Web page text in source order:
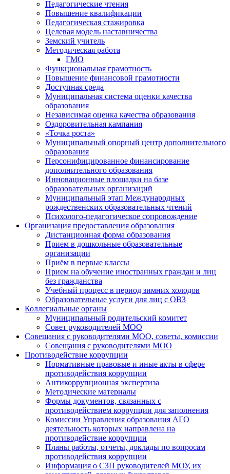
Педагогические чтения
Повышение квалификации
Педагогическая стажировка
Целевая модель наставничества
Земский учитель
Методическая работа
ГМО
Функциональная грамотность
Повышение финансовой грамотности
Доступная среда
Муниципальная система оценки качества
образования
Независимая оценка качества образования
Оздоровительная кампания
«Точка роста»
Муниципальный опорный центр дополнительного
образования
Персонифицированное финансирование
дополнительного образования
Инновационные площадки на базе
образовательных организаций
Муниципальный этап Международных
рождественских образовательных чтений
Психолого-педагогическое сопровождение
Организация предоставления образования
Дистанционная форма образования
Прием в дошкольные образовательные
организации
Приём в первые классы
Прием на обучение иностранных граждан и лиц
без гражданства
Учебный процесс в период зимних холодов
Образовательные услуги для лиц с ОВЗ
Коллегиальные органы
Муниципальный родительский комитет
Совет руководителей МОО
Совещания с руководителями МОО, советы, комиссии
Совещания с руководителями МОО
Противодействие коррупции
Нормативные правовые и иные акты в сфере
противодействия коррупции
Антикоррупционная экспертиза
Методические материалы
Формы документов, связанных с
противодействием коррупции для заполнения
Комиссии Управления образования АГО
деятельность которых направлена на
противодействие коррупции
Планы работы, отчеты, доклады по вопросам
противодействия коррупции
Информация о СЗП руководителей МОУ, их